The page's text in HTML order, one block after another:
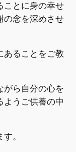
ことに身の幸せ
の念を深めさせ
あることをご教
がら自分の心を
ようご供養の中
。